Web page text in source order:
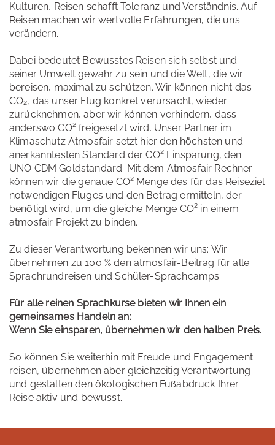
Kulturen, Reisen schafft Toleranz und Verständnis. Auf
Reisen machen wir wertvolle Erfahrungen, die uns
verändern.
Dabei bedeutet Bewusstes Reisen sich selbst und
seiner Umwelt gewahr zu sein und die Welt, die wir
bereisen, maximal zu schützen. Wir können nicht das
CO₂, das unser Flug konkret verursacht, wieder
zurücknehmen, aber wir können verhindern, dass
anderswo CO² freigesetzt wird. Unser Partner im
Klimaschutz Atmosfair setzt hier den höchsten und
anerkanntesten Standard der CO² Einsparung, den
UNO CDM Goldstandard. Mit dem Atmosfair Rechner
können wir die genaue CO² Menge des für das Reiseziel
notwendigen Fluges und den Betrag ermitteln, der
benötigt wird, um die gleiche Menge CO² in einem
atmosfair Projekt zu binden.
Zu dieser Verantwortung bekennen wir uns: Wir
übernehmen zu 100 % den atmosfair-Beitrag für alle
Sprachrundreisen und Schüler-Sprachcamps.
Für alle reinen Sprachkurse bieten wir Ihnen ein
gemeinsames Handeln an:
Wenn Sie einsparen, übernehmen wir den halben Preis.
So können Sie weiterhin mit Freude und Engagement
reisen, übernehmen aber gleichzeitig Verantwortung
und gestalten den ökologischen Fußabdruck Ihrer
Reise aktiv und bewusst.